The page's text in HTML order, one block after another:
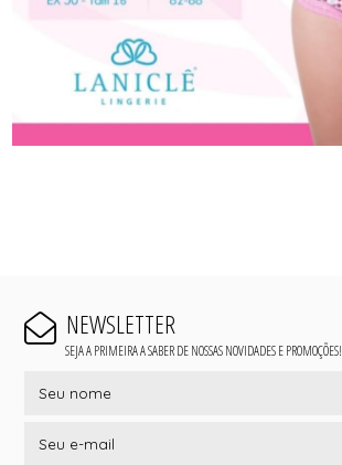
NEWSLETTER
SEJA A PRIMEIRA A SABER DE NOSSAS NOVIDADES E PROMOÇÕES!